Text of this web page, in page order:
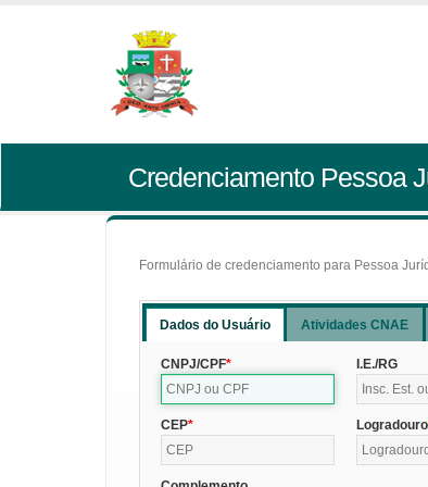
Credenciamento Pessoa
Formulário de credenciamento para Pessoa
Dados do Usuário Atividades CNAE
CNPJ/CPF I.E./RG
CEP Logradouro